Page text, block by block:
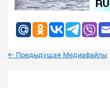
← Предыдущая Медиафайлы